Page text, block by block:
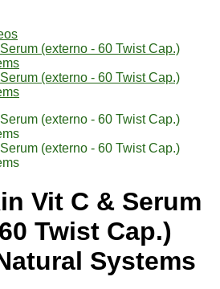
Vit C & Serum
Twist Cap.)
Systems